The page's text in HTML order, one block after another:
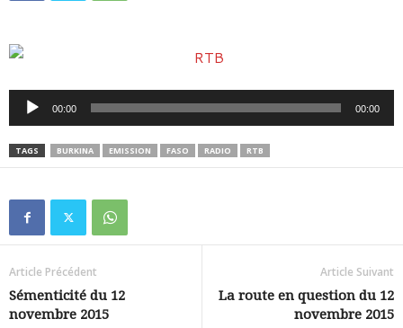
Lecteur
audio
00:00 00:00
TAGS BURKINA EMISSION FASO RADIO RTB
Article Précédent
Sémenticité du 12
novembre 2015
Article Suivant
La route en question du 12
novembre 2015